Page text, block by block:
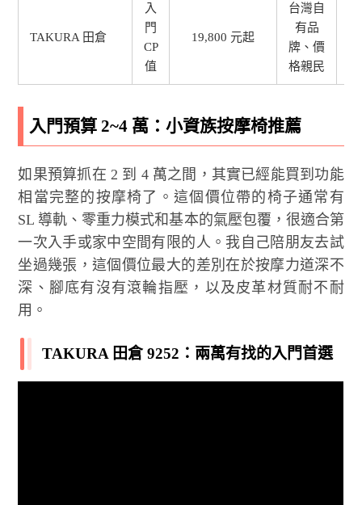
TAKURA 田倉
入
門
CP
值
19,800 元起
台灣自
有品
牌、價
格親民
入門預算 2~4 萬：小資族按摩椅推薦
如果預算抓在 2 到 4 萬之間，其實已經能買到功能
相當完整的按摩椅了。這個價位帶的椅子通常有
SL 導軌、零重力模式和基本的氣壓包覆，很適合第
一次入手或家中空間有限的人。我自己陪朋友去試
坐過幾張，這個價位最大的差別在於按摩力道深不
深、腳底有沒有滾輪指壓，以及皮革材質耐不耐
用。
TAKURA 田倉 9252：兩萬有找的入門首選